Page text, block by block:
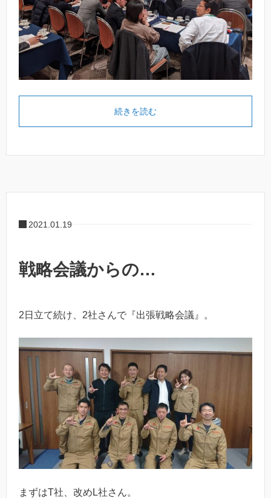
続きを読む
2021.01.19
戦略会議からの…
2日立て続け、2社さんで『出張戦略会議』。
まずはT社、改めL社さん。